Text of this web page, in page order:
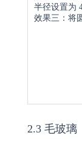
半径设置为
效果三：将
2.3 毛玻璃